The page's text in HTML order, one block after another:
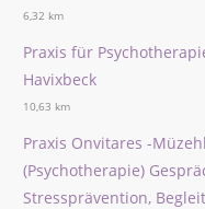
6,32 km
Praxis für
Havixbeck
10,63 km
Praxis Onvitares -
(Psychotherapie)
Stressprävention,